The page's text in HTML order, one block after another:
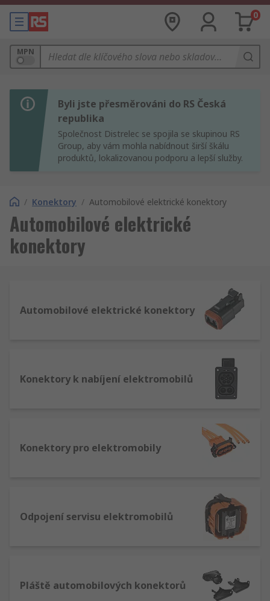
0
MPN
Byli jste přesměrováni do RS Česká
republika
Společnost Distrelec se spojila se skupinou RS
Group, aby vám mohla nabídnout širší škálu
produktů, lokalizovanou podporu a lepší služby.
/ Konektory / Automobilové elektrické konektory
Automobilové elektrické
konektory
Automobilové elektrické konektory
Konektory k nabíjení elektromobilů
Konektory pro elektromobily
Odpojení servisu elektromobilů
Pláště automobilových konektorů